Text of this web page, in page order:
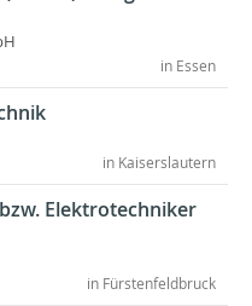
in Essen
in Kaiserslautern
Elektrotechniker
in Fürstenfeldbruck